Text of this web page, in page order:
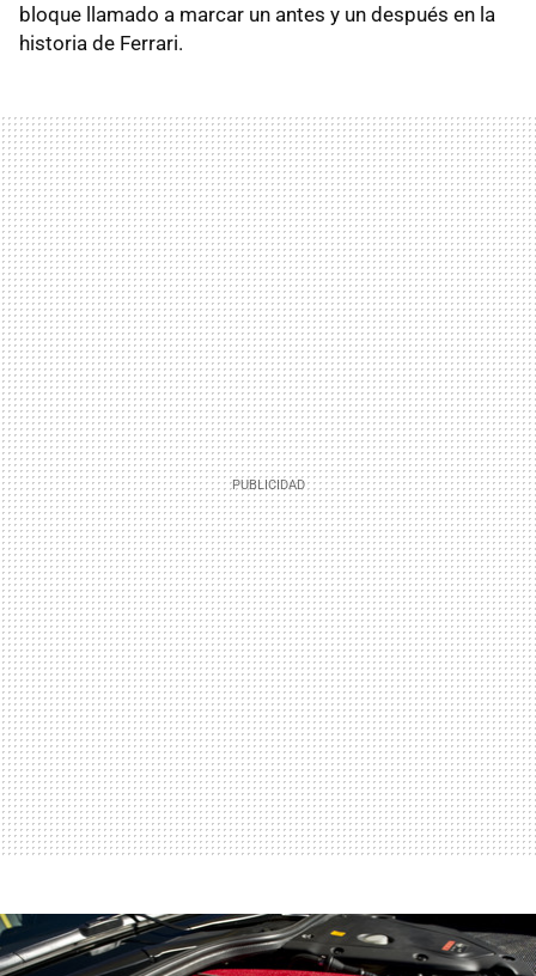
bloque llamado a marcar un antes y un después en la
historia de Ferrari.